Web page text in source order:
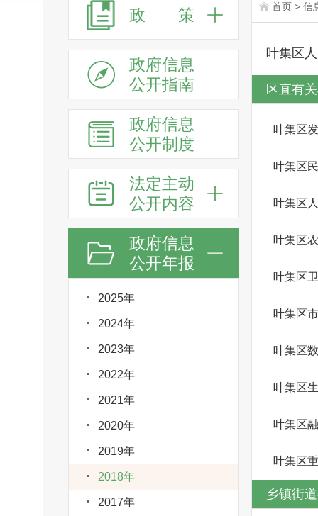
政 策
政府信息
公开指南
政府信息
公开制度
法定主动
公开内容
政府信息
公开年报
2025年
2024年
2023年
2022年
2021年
2020年
2019年
2018年
2017年
首页 > 信
叶集区
区直有
叶集区
叶集区
叶集区
叶集区
叶集区
叶集区
叶集区
叶集区
叶集区
乡镇街